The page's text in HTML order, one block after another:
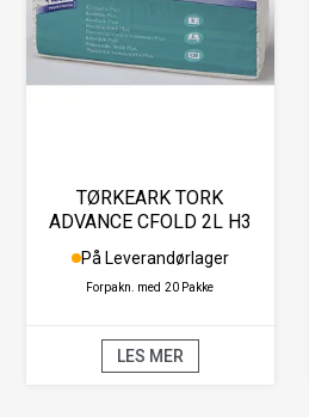
TØRKEARK TORK
ADVANCE CFOLD 2L H3
På Leverandørlager
Forpakn. med 20 Pakke
LES MER